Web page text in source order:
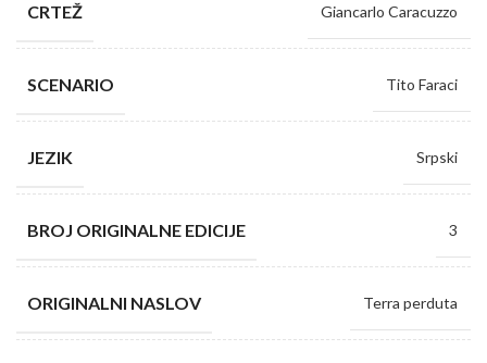
CRTEŽ Giancarlo Caracuzzo
SCENARIO Tito Faraci
JEZIK Srpski
BROJ ORIGINALNE EDICIJE 3
ORIGINALNI NASLOV Terra perduta